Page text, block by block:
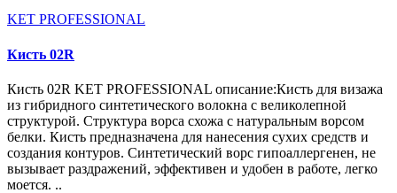
KET PROFESSIONAL
Кисть 02R
Кисть 02R KET PROFESSIONAL описание:Кисть для визажа
из гибридного синтетического волокна с великолепной
структурой. Структура ворса схожа с натуральным ворсом
белки. Кисть предназначена для нанесения сухих средств и
создания контуров. Синтетический ворс гипоаллергенен, не
вызывает раздражений, эффективен и удобен в работе, легко
моется. ..